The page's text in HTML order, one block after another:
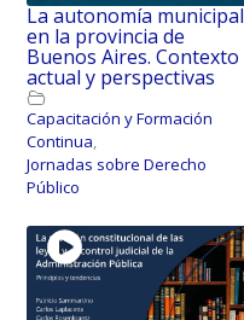
La autonomía municipal
en la provincia de
Buenos Aires. Contexto
actual y perspectivas
Capacitación y Formación
Continua,
Jornadas sobre Derecho
Público